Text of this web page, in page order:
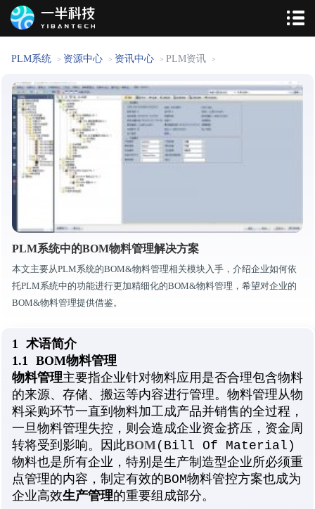
PLM系统 > 资源中心 > 资讯中心 > PLM资讯 >
PLM系统中的BOM物料管理解决方案
本文主要从PLM系统的BOM&物料管理相关模块入手，介绍企业如何依
托PLM系统中的功能进行更加精细化的BOM&物料管理，希望对企业的
BOM&物料管理提供借鉴。
1
术语简介
1.1
BOM物料管理
物料管理主要指企业针对物料应用是否合理包含物料
的来源、存储、搬运等内容进行管理。物料管理从物
料采购环节一直到物料加工成产品并销售的全过程，
一旦物料管理失控，则会造成企业资金挤压，资金周
转将受到影响。因此BOM(Bill Of Material)
物料也是所有企业，特别是生产制造型企业所必须重
点管理的内容，制定有效的BOM物料管控方案也成为
企业高效生产管理的重要组成部分。